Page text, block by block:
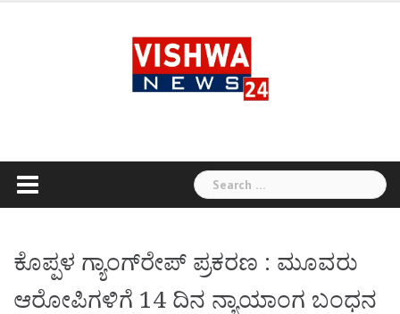
Search
for:
ಕೊಪ್ಪಳ ಗ್ಯಾಂಗ್‌ರೇಪ್ ಪ್ರಕರಣ : ಮೂವರು
ಆರೋಪಿಗಳಿಗೆ 14 ದಿನ ನ್ಯಾಯಾಂಗ ಬಂಧನ